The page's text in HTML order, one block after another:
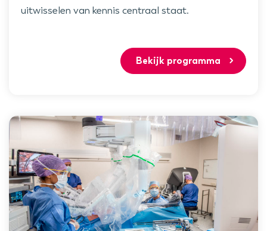
uitwisselen van kennis centraal staat.
Bekijk programma